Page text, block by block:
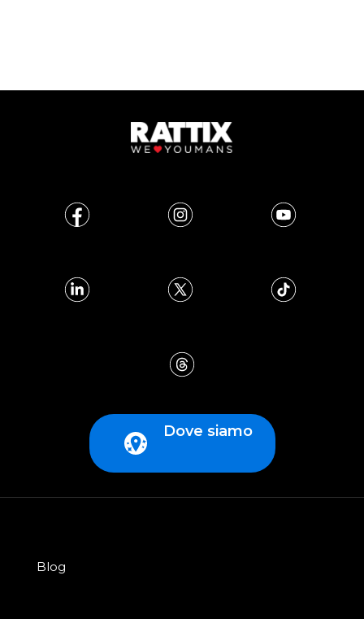
Dove siamo
Blog